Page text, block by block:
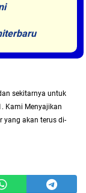
sekitarnya untuk
Kami Menyajikan
yang akan terus di-